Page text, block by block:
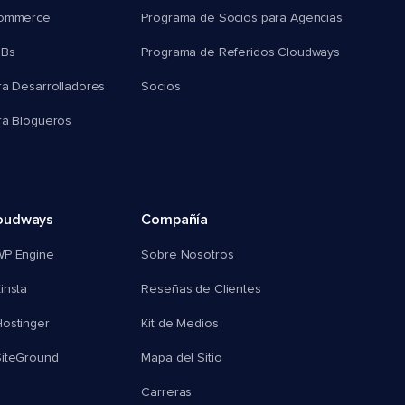
Desarrolladores
Blogueros
Programa de Socios para Agencias
Programa de Referidos Cloudways
Socios
Engine
Compañía
Sobre Nosotros
Reseñas de Clientes
Kit de Medios
Mapa del Sitio
Carreras